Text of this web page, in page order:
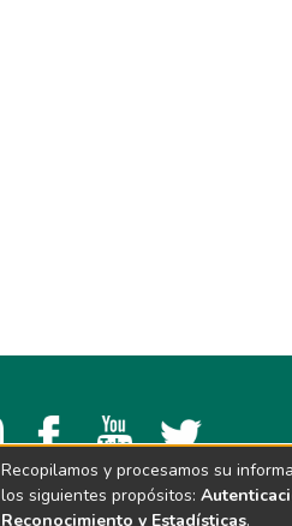
Recopilamos y procesamos su
los siguientes propósitos:
Reconocimiento y Estadísticas.